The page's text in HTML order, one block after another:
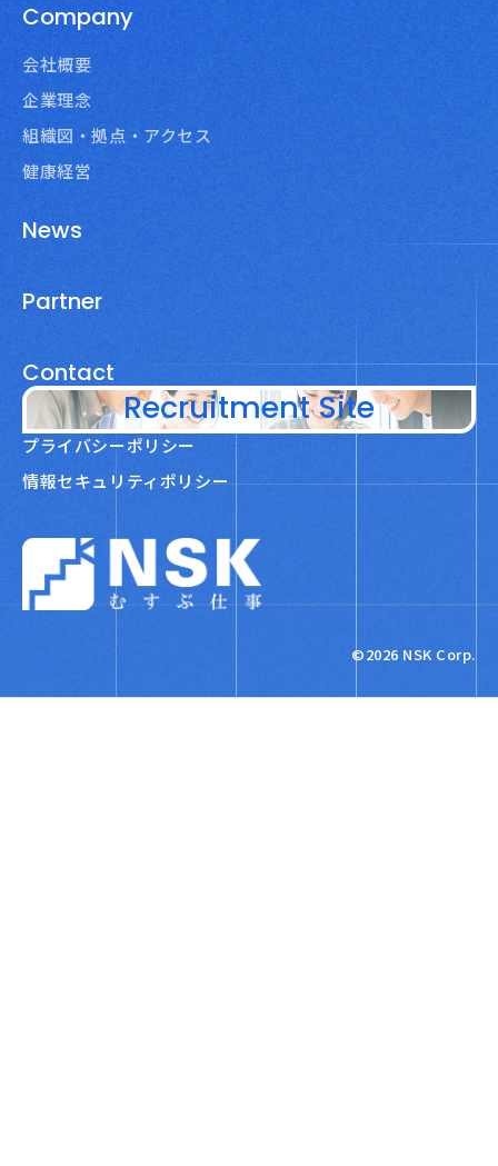
Company
会社概要
企業理念
組織図・拠点・アクセス
健康経営
News
Partner
Contact
Recruitment Site
プライバシーポリシー
情報セキュリティポリシー
©2026 NSK Corp.